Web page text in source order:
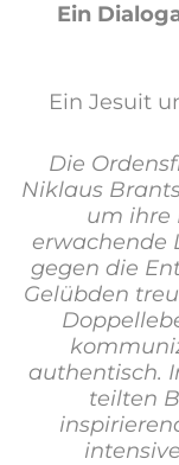
Ein
Ein Jesuit
Die
Niklaus
um ihre
erwachende
gegen die
Gelübden
authentisch.
teilten